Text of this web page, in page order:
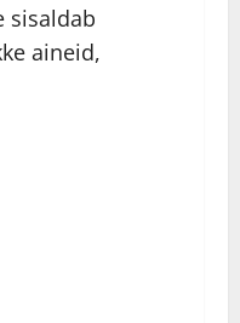
sisaldab
aineid,